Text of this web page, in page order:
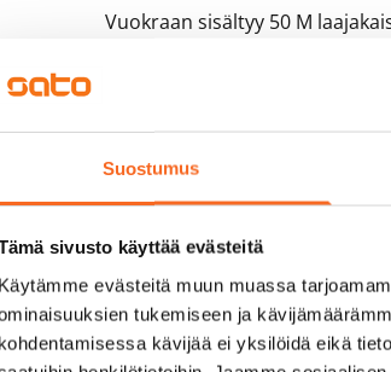
Suostumus
sivusto käyttää evästeitä
Käytämme evästeitä muun muassa
tukemiseen ja
kohdentamisessa kävijää ei yksilöidä eikä
Vuokraan sisältyy 50 M
Kyllä